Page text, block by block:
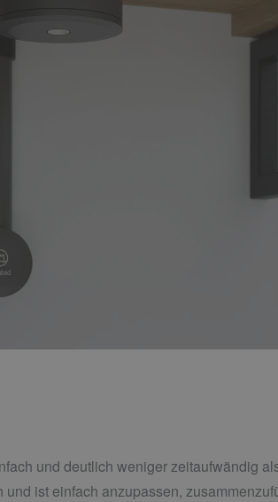
und deutlich weniger zeitaufwändig
ist einfach anzupassen,